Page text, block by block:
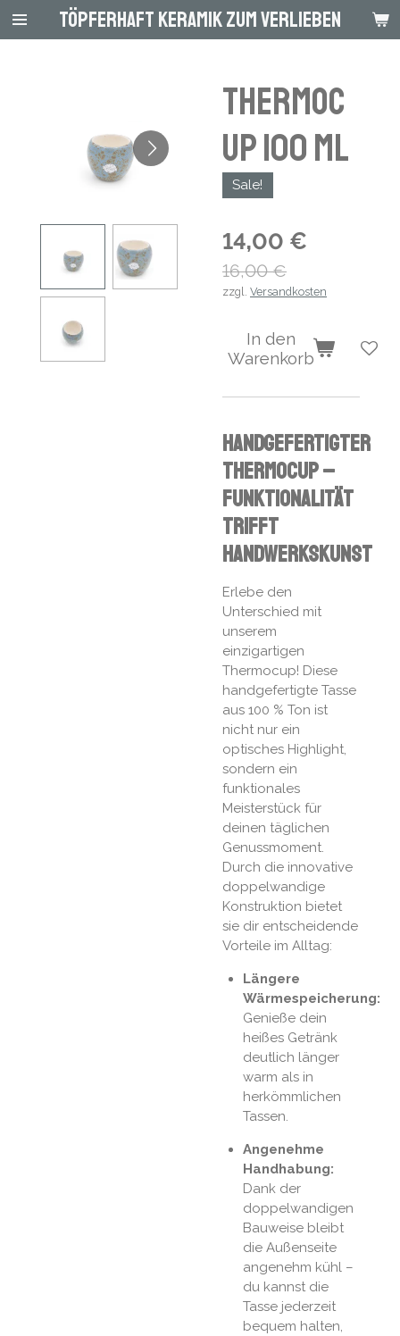
Zum
Hauptinhalt
Töpferhaft Keramik zum Verlieben
Thermoc
up 100 ml
Sale!
14,00 €
16,00 €
zzgl. Versandkosten
In den
Warenkorb
Handgefertigter
Thermocup –
Funktionalität
trifft
Handwerkskunst
Erlebe den
Unterschied mit
unserem
einzigartigen
Thermocup! Diese
handgefertigte Tasse
aus 100 % Ton ist
nicht nur ein
optisches Highlight,
sondern ein
funktionales
Meisterstück für
deinen täglichen
Genussmoment.
Durch die innovative
doppelwandige
Konstruktion bietet
sie dir entscheidende
Vorteile im Alltag:
Längere
Wärmespeicherung:
Genieße dein
heißes Getränk
deutlich länger
warm als in
herkömmlichen
Tassen.
Angenehme
Handhabung:
Dank der
doppelwandigen
Bauweise bleibt
die Außenseite
angenehm kühl –
du kannst die
Tasse jederzeit
bequem halten,